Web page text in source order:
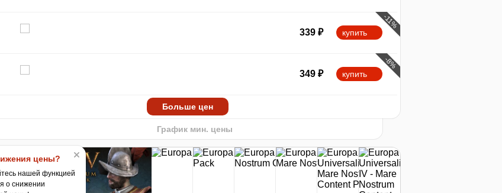
-11%
339 ₽ купить
-8%
349 ₽ купить
по промокоду:
379 ₽ купить
Больше цен
2024 2025
80
График мин. цены
цены?
нашей функцией
о снижении